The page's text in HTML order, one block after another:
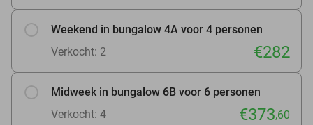
Weekend in bungalow 4A voor 4 personen
Verkocht: 2
€282
Midweek in bungalow 6B voor 6 personen
Verkocht: 4
€373,60